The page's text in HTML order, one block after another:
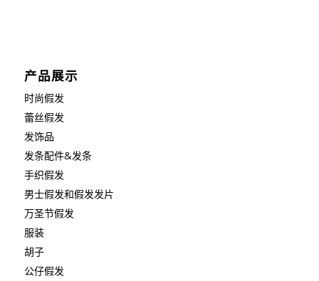
产品展示
时尚假发
蕾丝假发
发饰品
发条配件&发条
手织假发
男士假发和假发发片
万圣节假发
服装
胡子
公仔假发